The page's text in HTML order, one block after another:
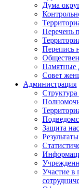
Дума
Перечень
Перепись
Памятные
Совет
Администрация
Защита
Участие в